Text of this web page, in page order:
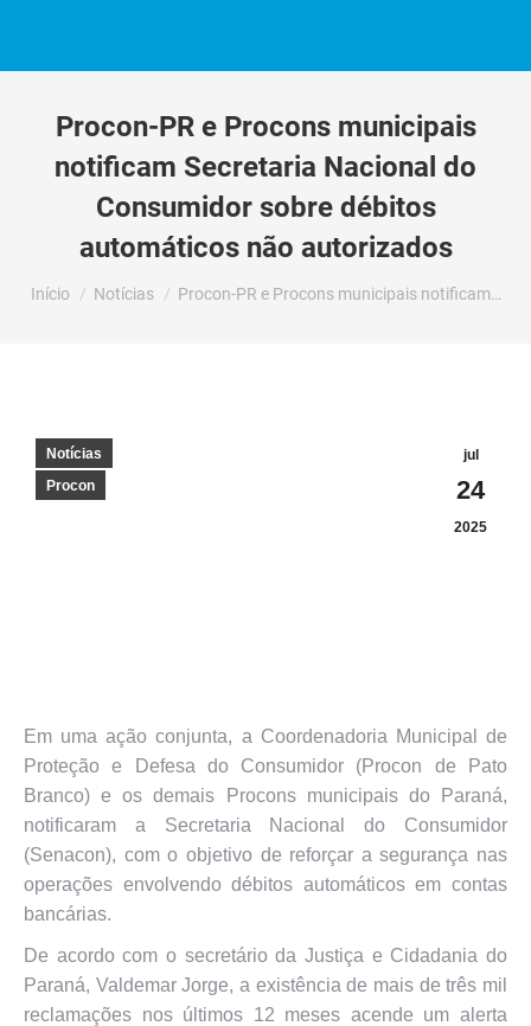
Procon-PR e Procons municipais
notificam Secretaria Nacional do
Consumidor sobre débitos
automáticos não autorizados
Você está aqui:
Início Notícias Procon-PR e Procons municipais notificam…
jul
24
2025
Notícias
Procon
Em uma ação conjunta, a Coordenadoria Municipal de
Proteção e Defesa do Consumidor (Procon de Pato
Branco) e os demais Procons municipais do Paraná,
notificaram a Secretaria Nacional do Consumidor
(Senacon), com o objetivo de reforçar a segurança nas
operações envolvendo débitos automáticos em contas
bancárias.
De acordo com o secretário da Justiça e Cidadania do
Paraná, Valdemar Jorge, a existência de mais de três mil
reclamações nos últimos 12 meses acende um alerta